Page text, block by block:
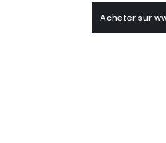
Acheter sur